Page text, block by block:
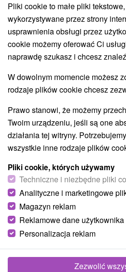
O ZAKWATEROWANIU
O
SPECJALNE OFERTY
Lokalizacja
Západné Slovensko,
Zadzwoń do
Pliki cookie to małe pliki
wykorzystywane przez strony
usprawnienia obsługi przez
cookie możemy oferować Ci
naprawdę szukasz i chcesz
W dowolnym momencie możesz
rodzaje plików cookie chcesz
Prawo stanowi, że możemy
Twoim urządzeniu, jeśli są one
działania tej witryny.
wszystkie inne rodzaje plików
Pliki cookie, których używamy
Techniczne i niezbędne pliki
Analityczne i marketingowe
Magazyn reklam
Reklamowe dane użytkownika
Personalizacja reklam
Zezwolić